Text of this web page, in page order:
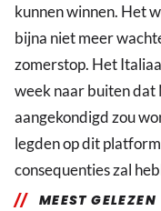
kunnen winnen. Het
bijna niet meer
zomerstop. Het
week naar buiten
aangekondigd zou
legden op dit
consequenties zal
MEEST GELEZEN